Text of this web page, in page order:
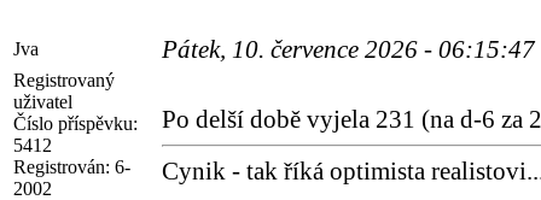
Jva Pátek, 10. července 2026 - 06:15:47
Registrovaný
uživatel
Číslo příspěvku:
5412
Registrován: 6-
2002
Po delší době vyjela 231 (na d-6 za
Cynik - tak říká optimista